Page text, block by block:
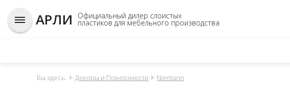
АРЛИ Официальный дилер слоистых
пластиков для мебельного производства
Вы здесь: Декоры и Поверхности Niemann